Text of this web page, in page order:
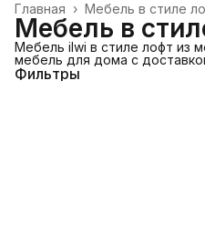
Мебель в стиле
Главная ›
Мебель в
Мебель ilwi в стиле лофт из
мебель для дома с
Фильтры